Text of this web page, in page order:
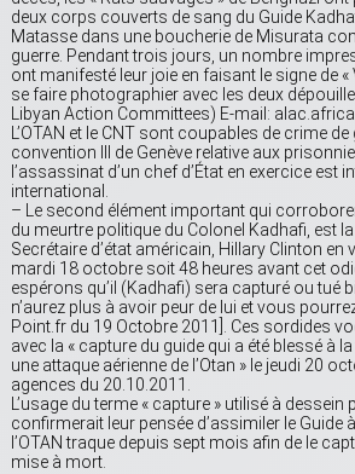
deux corps couverts de sang du Guide
Matasse dans une boucherie de Misurata
guerre. Pendant trois jours, un nombre
ont manifesté leur joie en faisant le signe de «
se faire photographier avec les deux
Libyan Action Committees) E-mail:
L’OTAN et le CNT sont coupables de crime
convention III de Genève relative aux
l’assassinat d’un chef d’État en exercice est
international.
– Le second élément important qui
du meurtre politique du Colonel Kadhafi, est
Secrétaire d’état américain, Hillary Clinton en
mardi 18 octobre soit 48 heures avant cet
espérons qu’il (Kadhafi) sera capturé ou tué
n’aurez plus à avoir peur de lui et vous
Point.fr du 19 Octobre 2011]. Ces sordides
avec la « capture du guide qui a été blessé à
une attaque aérienne de l’Otan » le jeudi 20
agences du 20.10.2011.
L’usage du terme « capture » utilisé à dessein
confirmerait leur pensée d’assimiler le Guide
l’OTAN traque depuis sept mois afin de le
mise à mort.